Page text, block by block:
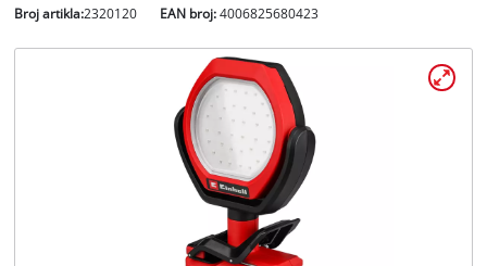
Broj artikla:2320120 EAN broj:4006825680423